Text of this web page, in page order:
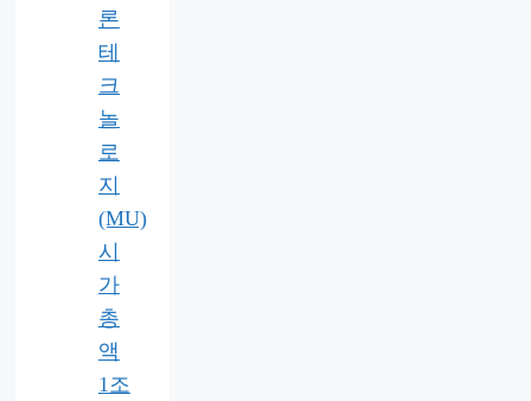
론
테
크
놀
로
지
(MU)
시
가
총
액
1조